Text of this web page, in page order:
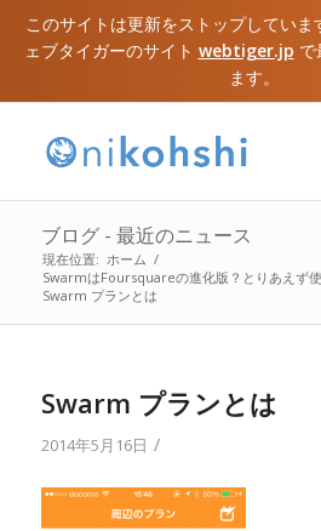
このサイトは更新をストップしていま
ェブタイガーのサイト webtiger.jp
ます。
ブログ - 最近のニュース
現在位置: ホーム /
SwarmはFoursquareの進化版？とりあえず
Swarm プランとは
Swarm プランとは
2014年5月16日 /